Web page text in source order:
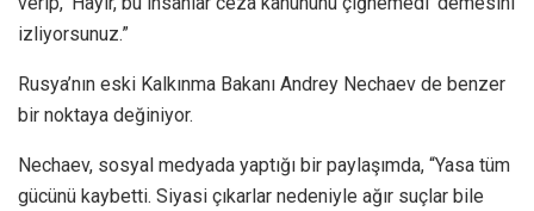
izliyorsunuz.”
Rusya’nın eski Kalkınma Bakanı Andrey Nechaev de benzer
bir noktaya değiniyor.
Nechaev, sosyal medyada yaptığı bir paylaşımda, “Yasa tüm
gücünü kaybetti. Siyasi çıkarlar nedeniyle ağır suçlar bile